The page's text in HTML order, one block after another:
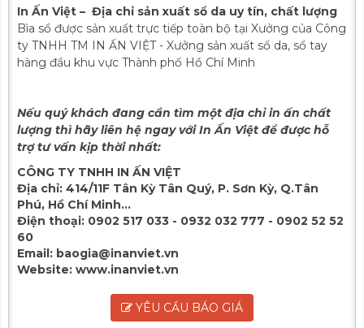
In Ấn Việt – Địa chỉ sản xuất sổ da uy tín, chất lượng
Bìa sổ được sản xuất trực tiếp toàn bộ tại Xưởng của Công
ty TNHH TM IN ẤN VIỆT - Xưởng sản xuất sổ da, sổ tay
hàng đầu khu vực Thành phố Hồ Chí Minh
Nếu quý khách đang cần tìm một địa chỉ in ấn chất
lượng thì hãy liên hệ ngay với In Ấn Việt để được hỗ
trợ tư vấn kịp thời nhất:
CÔNG TY TNHH IN ẤN VIỆT
Địa chỉ: 414/11F Tân Kỳ Tân Quý, P. Sơn Kỳ, Q.Tân
Phú, Hồ Chí Minh...
Điện thoại: 0902 517 033 - 0932 032 777 - 0902 52 52
60
Email: baogia@inanviet.vn
Website: www.inanviet.vn
YÊU CẦU BÁO GIÁ